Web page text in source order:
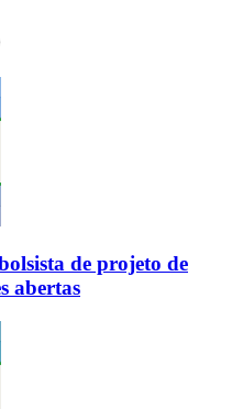
de projeto de
abertas